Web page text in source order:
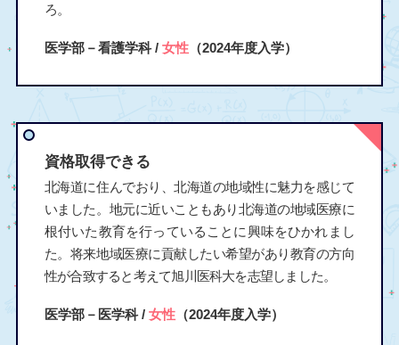
ろ。
医学部－看護学科 / 女性（2024年度入学）
資格取得できる
北海道に住んでおり、北海道の地域性に魅力を感じて
いました。地元に近いこともあり北海道の地域医療に
根付いた教育を行っていることに興味をひかれまし
た。将来地域医療に貢献したい希望があり教育の方向
性が合致すると考えて旭川医科大を志望しました。
医学部－医学科 / 女性（2024年度入学）